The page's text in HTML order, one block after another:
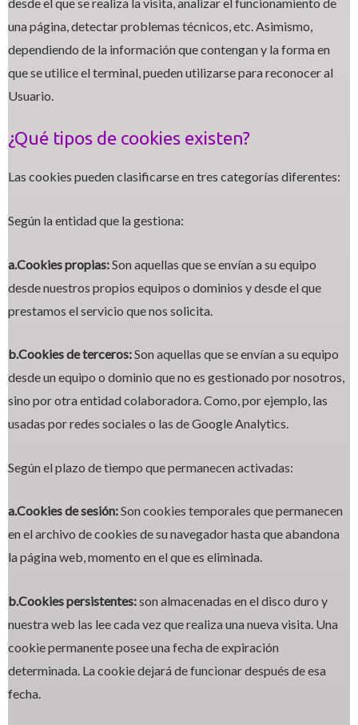
una página, detectar problemas técnicos, etc. Asimismo,
dependiendo de la información que contengan y la forma en
que se utilice el terminal, pueden utilizarse para reconocer al
Usuario.
¿Qué tipos de cookies existen?
Las cookies pueden clasificarse en tres categorías diferentes:
Según la entidad que la gestiona:
a.Cookies propias:Son aquellas que se envían a su equipo
desde nuestros propios equipos o dominios y desde el que
prestamos el servicio que nos solicita.
b.Cookies de terceros:Son aquellas que se envían a su equipo
desde un equipo o dominio que no es gestionado por nosotros,
sino por otra entidad colaboradora. Como, por ejemplo, las
usadas por redes sociales o las de Google Analytics.
Según el plazo de tiempo que permanecen activadas:
a.Cookies de sesión:Son cookies temporales que permanecen
en el archivo de cookies de su navegador hasta que abandona
la página web, momento en el que es eliminada.
b.Cookies persistentes:son almacenadas en el disco duro y
nuestra web las lee cada vez que realiza una nueva visita. Una
cookie permanente posee una fecha de expiración
determinada. La cookie dejará de funcionar después de esa
fecha.